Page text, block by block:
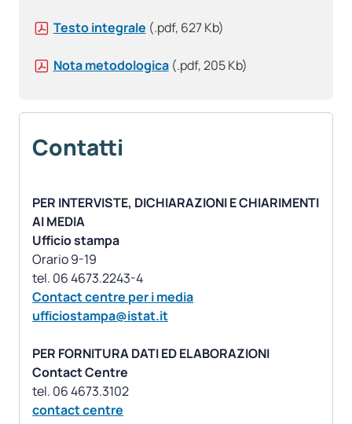
Testo integrale (.pdf, 627 Kb)
Nota metodologica (.pdf, 205 Kb)
Contatti
PER INTERVISTE, DICHIARAZIONI E CHIARIMENTI
AI MEDIA
Ufficio stampa
Orario 9-19
Contact centre per i media
ufficiostampa@istat.it
PER FORNITURA DATI ED ELABORAZIONI
Contact Centre
contact centre